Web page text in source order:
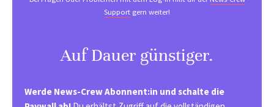
Support gern weiter!
Auf Dauer günstiger.
Werde News-Crew Abonnent:in und schalte die